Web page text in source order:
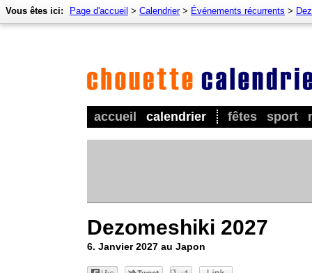
accueil calendrier fêtes sport
Vous êtes ici: Page d'accueil > Calendrier> Événements récurrents >
Dezomeshiki 2027
6. Janvier 2027 au Japon